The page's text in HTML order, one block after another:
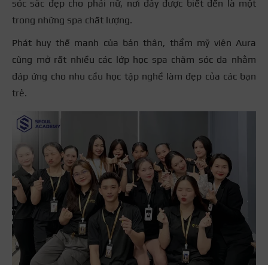
sóc sắc đẹp cho phái nữ, nơi đây được biết đến là một
trong những spa chất lượng.
Phát huy thế mạnh của bản thân, thẩm mỹ viện Aura
cũng mở rất nhiều các lớp học spa chăm sóc da nhằm
đáp ứng cho nhu cầu học tập nghề làm đẹp của các bạn
trẻ.